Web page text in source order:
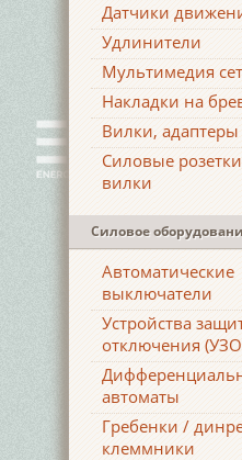
Датчики
Удлинители
Мультимедия
Накладки на
Вилки, адаптеры
Силовые
вилки
Силовое
Автоматические
выключатели
Устройства
отключения
автоматы
Гребенки /
клеммники